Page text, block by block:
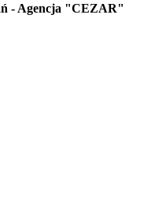
- Agencja "CEZAR"